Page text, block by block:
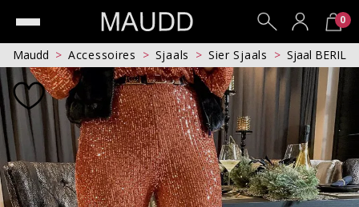
0
Maudd Accessoires Sjaals Sier Sjaals Sjaal BERIL